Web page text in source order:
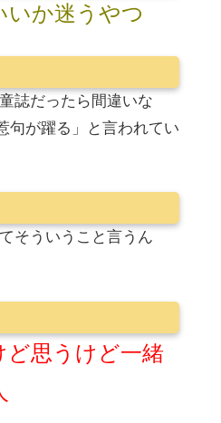
いか迷うやつ
誌だったら間違いな
句が躍る」と言われてい
そういうこと言うん
ど思うけど一緒